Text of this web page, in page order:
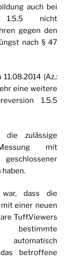
auch bei
1.5.5 nicht
gegen den
nach § 47
(Az.:
eine weitere
1.5.5
zulässige
mit
war, dass die
einer neuen
Tuff.Viewers
betroffene